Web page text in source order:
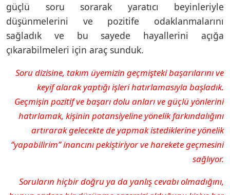
güçlü soru sorarak yaratıcı beyinleriyle
düşünmelerini ve pozitife odaklanmalarını
sağladık ve bu sayede hayallerini açığa
çıkarabilmeleri için araç sunduk.
Soru dizisine, takım üyemizin geçmişteki başarılarını ve
keyif alarak yaptığı işleri hatırlamasıyla başladık.
Geçmişin pozitif ve başarı dolu anları ve güçlü yönlerini
hatırlamak, kişinin potansiyeline yönelik farkındalığını
artırarak gelecekte de yapmak istediklerine yönelik
‘’yapabilirim’’ inancını pekiştiriyor ve harekete geçmesini
sağlıyor.
Soruların hiçbir doğru ya da yanlış cevabı olmadığını,